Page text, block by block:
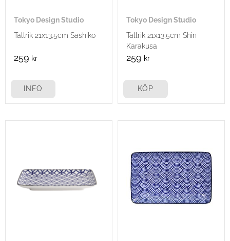
Tokyo Design Studio
Tallrik 21x13,5cm Sashiko
259 kr
INFO
Tokyo Design Studio
Tallrik 21x13,5cm Shin
Karakusa
259 kr
KÖP